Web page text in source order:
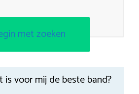
met zoeken
is voor mij de beste band?